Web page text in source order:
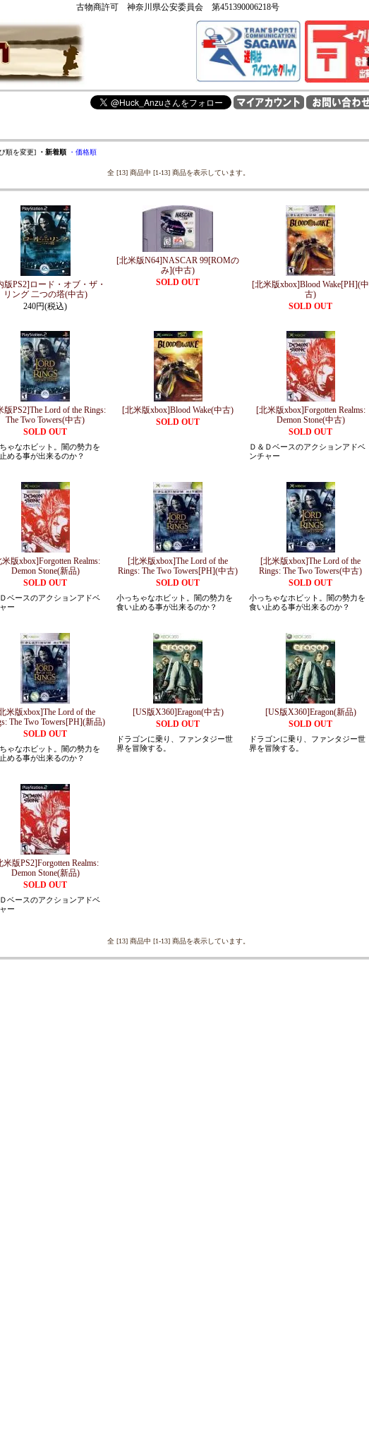
古物商許可 神奈川県公安委員会 第451390006218号
順を変更] ・新着順 ・価格順
全 [13] 商品中 [1-13] 商品を表示しています。
版PS2]ロード・オブ・ザ・
リング 二つの塔(中古)
240円(税込)
[北米版N64]NASCAR 99[ROMの
み](中古)
SOLD OUT
[北米版xbox]Blood Wake[PH](中
古)
SOLD OUT
版PS2]The Lord of the Rings:
The Two Towers(中古)
SOLD OUT
ゃなホビット。闇の勢力を
める事が出来るのか？
[北米版xbox]Blood Wake(中古)
SOLD OUT
[北米版xbox]Forgotten Realms:
Demon Stone(中古)
SOLD OUT
Ｄ＆Ｄベースのアクションアドベ
ンチャー
版xbox]Forgotten Realms:
Demon Stone(新品)
SOLD OUT
ベースのアクションアドベ
ー
[北米版xbox]The Lord of the
Rings: The Two Towers[PH](中古)
SOLD OUT
小っちゃなホビット。闇の勢力を
食い止める事が出来るのか？
[北米版xbox]The Lord of the
Rings: The Two Towers(中古)
SOLD OUT
小っちゃなホビット。闇の勢力を
食い止める事が出来るのか？
米版xbox]The Lord of the
The Two Towers[PH](新品)
SOLD OUT
ゃなホビット。闇の勢力を
める事が出来るのか？
[US版X360]Eragon(中古)
SOLD OUT
ドラゴンに乗り、ファンタジー世
界を冒険する。
[US版X360]Eragon(新品)
SOLD OUT
ドラゴンに乗り、ファンタジー世
界を冒険する。
米版PS2]Forgotten Realms:
Demon Stone(新品)
SOLD OUT
ベースのアクションアドベ
ー
全 [13] 商品中 [1-13] 商品を表示しています。